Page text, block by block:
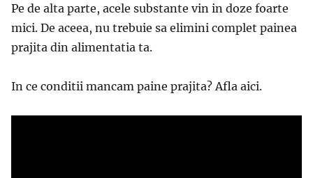
Pe de alta parte, acele substante vin in doze foarte
mici. De aceea, nu trebuie sa elimini complet painea
prajita din alimentatia ta.
In ce conditii mancam paine prajita? Afla aici.